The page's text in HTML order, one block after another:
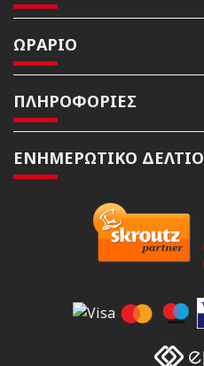
ΩΡΑΡΙΟ
ΠΛΗΡΟΦΟΡΙΕΣ
ΕΝΗΜΕΡΩΤΙΚΌ ΔΕΛΤΊΟ